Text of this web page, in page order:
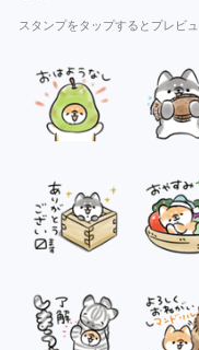
スタンプをタップするとプレビ